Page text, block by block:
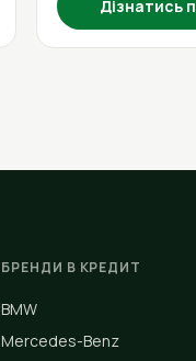
Дізнатись
БРЕНДИ В КРЕДИТ
BMW
Mercedes-Benz